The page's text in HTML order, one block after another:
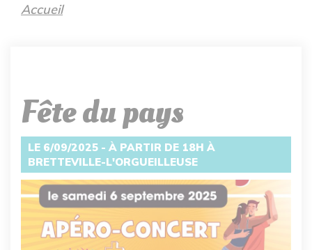
Accueil
Fête du pays
LE 6/09/2025 - À PARTIR DE 18H À
BRETTEVILLE-L'ORGUEILLEUSE